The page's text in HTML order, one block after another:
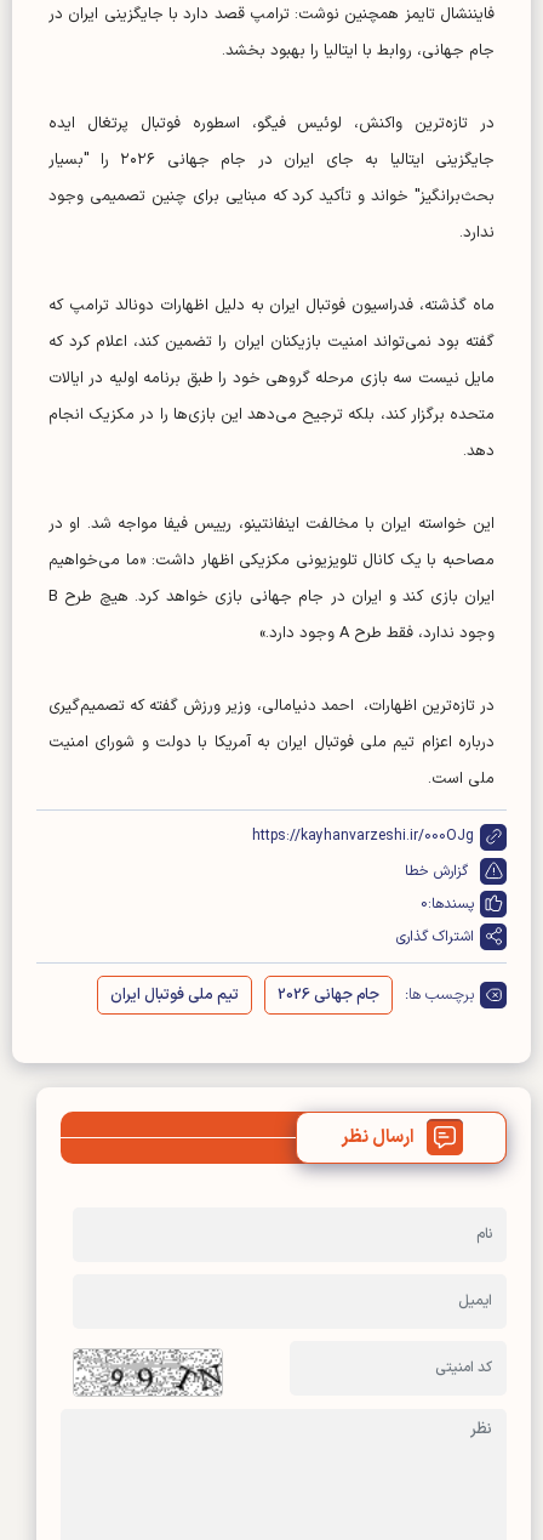
فایننشال تایمز همچنین نوشت: ترامپ قصد دارد با جایگزینی ایران در
جام جهانی، روابط با ایتالیا را بهبود بخشد.
در تازه‌ترین واکنش، لوئیس فیگو، اسطوره فوتبال پرتغال ایده
جایگزینی ایتالیا به جای ایران در جام جهانی ۲۰۲۶ را "بسیار
بحث‌برانگیز" خواند و تأکید کرد که مبنایی برای چنین تصمیمی وجود
ندارد.
ماه گذشته، فدراسیون فوتبال ایران به دلیل اظهارات دونالد ترامپ که
گفته بود نمی‌تواند امنیت بازیکنان ایران را تضمین کند، اعلام کرد که
مایل نیست سه بازی مرحله گروهی خود را طبق برنامه اولیه در ایالات
متحده برگزار کند، بلکه ترجیح می‌دهد این بازی‌ها را در مکزیک انجام
دهد.
این خواسته ایران با مخالفت اینفانتینو، رییس فیفا مواجه شد. او در
مصاحبه با یک کانال تلویزیونی مکزیکی اظهار داشت: «ما می‌خواهیم
ایران بازی کند و ایران در جام جهانی بازی خواهد کرد. هیچ طرح B
وجود ندارد، فقط طرح A وجود دارد.»
در تازه‌ترین اظهارات، احمد دنیامالی، وزیر ورزش گفته که تصمیم‌گیری
درباره اعزام تیم ملی فوتبال ایران به آمریکا با دولت و شورای امنیت
ملی است.
https://kayhanvarzeshi.ir/000OJg
گزارش خطا
پسندها:0
اشتراک گذاری
برچسب ها: جام جهانی 2026 تیم ملی فوتبال ایران
ارسال نظر